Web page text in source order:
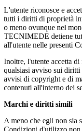
L'utente riconosce e
tutti i diritti di proprietà
o meno ovunque nel
TECNIMEDE detiene
all'utente nelle presenti
Inoltre, l'utente accetta
qualsiasi avviso sui
avvisi di copyright e di
contenuti all'interno dei
Marchi e diritti simili
A meno che egli non sia